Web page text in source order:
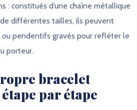
: constitués d’une chaîne métallique
différentes tailles, ils peuvent
ou pendentifs gravés pour refléter le
porteur.
bracelet
par étape